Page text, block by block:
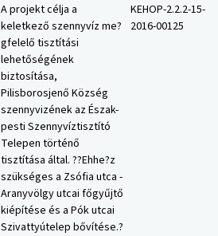
A projekt célja a
keletkező szennyvíz me?
gfelelő tisztítási
lehetőségének
biztosítása,
Pilisborosjenő Község
szennyvizének az Észak-
pesti Szennyvíztisztító
Telepen történő
tisztítása által. ??Ehhe?z
szükséges a Zsófia utca -
Aranyvölgy utcai főgyűjtő
kiépítése és a Pók utcai
Szivattyútelep bővítése.?
KEHOP-2.2.2-15-
2016-00125